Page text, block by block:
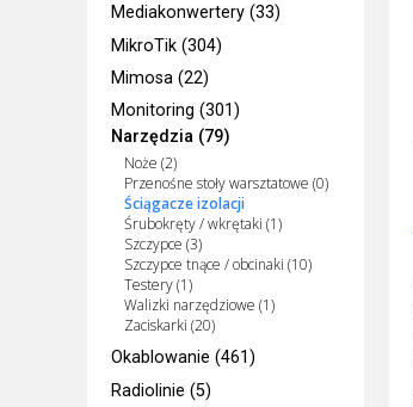
Mediakonwertery (33)
MikroTik (304)
Mimosa (22)
Monitoring (301)
Narzędzia (79)
Noże (2)
Przenośne stoły warsztatowe (0)
Ściągacze izolacji
Śrubokręty / wkrętaki (1)
Szczypce (3)
Szczypce tnące / obcinaki (10)
Testery (1)
Walizki narzędziowe (1)
Zaciskarki (20)
Okablowanie (461)
Radiolinie (5)